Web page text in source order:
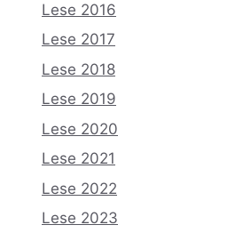
Lese 2016
Lese 2017
Lese 2018
Lese 2019
Lese 2020
Lese 2021
Lese 2022
Lese 2023